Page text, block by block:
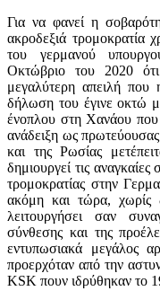
Για να φανεί η
ακροδεξιά τρομοκρατία
του γερμανού
Οκτώβριο του 2020
μεγαλύτερη απειλή
δήλωση του έγινε οκτώ
ένοπλου στη Χανάου
ανάδειξη ως
και της Ρωσίας
δημιουργεί τις
τρομοκρατίας στην
ακόμη και τώρα, χωρίς
λειτουργήσει σαν
σύνθεσης και της
εντυπωσιακά μεγάλος
προερχόταν από την
KSK πουν ιδρύθηκαν το